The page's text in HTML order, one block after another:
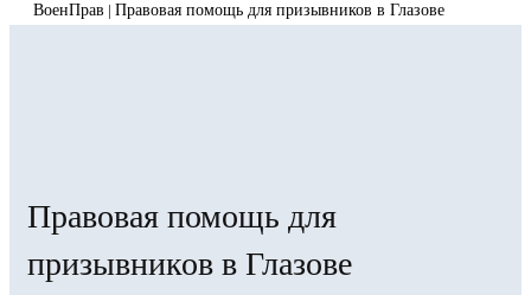
ВоенПрав Правовая помощь для призывников в Глазове
Правовая помощь для
призывников в Глазове